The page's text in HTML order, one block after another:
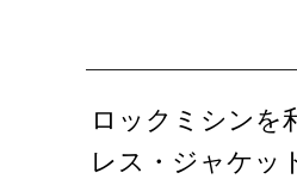
ロックミシンを
レス・ジャケッ